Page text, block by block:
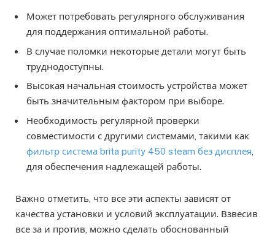
Может потребовать регулярного обслуживания
для поддержания оптимальной работы.
В случае поломки некоторые детали могут быть
труднодоступны.
Высокая начальная стоимость устройства может
быть значительным фактором при выборе.
Необходимость регулярной проверки
совместимости с другими системами, такими как
фильтр система brita purity 450 steam без дисплея
для обеспечения надлежащей работы.
Важно отметить, что все эти аспекты зависят от
качества установки и условий эксплуатации. Взвесив
все за и против, можно сделать обоснованный